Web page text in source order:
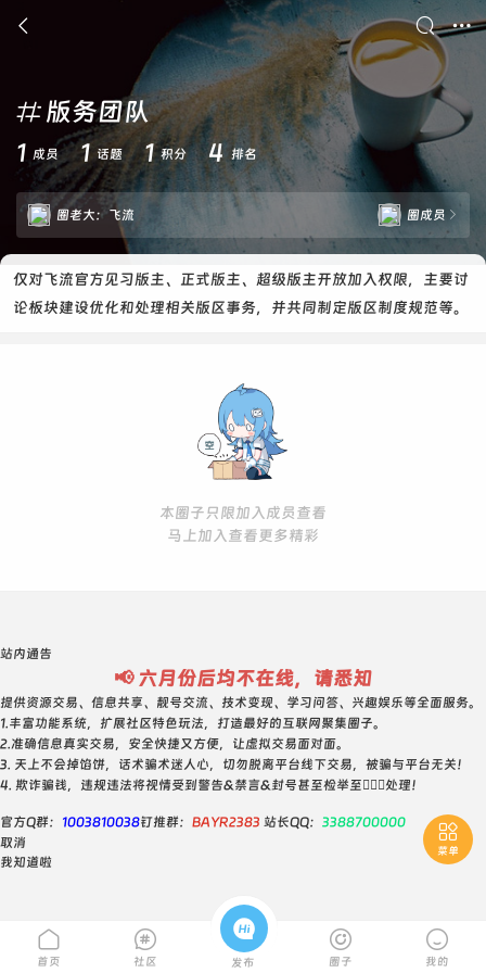
 

 版务团队
1 成员 1 话题 1 积分 4 排名
圈老大：飞流 圈成员 
仅对飞流官方见习版主、正式版主、超级版主开放加入权限，主要讨
论板块建设优化和处理相关版区事务，并共同制定版区制度规范等。
本圈子只限加入成员查看
马上加入查看更多精彩

菜单

首页

社区

发布

圈子

我的
站内通告
📢 六月份后均不在线，请悉知
提供资源交易、信息共享、靓号交流、技术变现、学习问答、兴趣娱乐等全面服务。
1.丰富功能系统，扩展社区特色玩法，打造最好的互联网聚集圈子。
2.准确信息真实交易，安全快捷又方便，让虚拟交易面对面。
3. 天上不会掉馅饼，话术骗术迷人心，切勿脱离平台线下交易，被骗与平台无关！
4. 欺诈骗钱，违规违法将视情受到警告&禁言&封号甚至检举至👮🏻‍♀️处理！
官方Q群： 1003810038钉推群： BAYR2383 站长QQ： 3388700000
取消
我知道啦